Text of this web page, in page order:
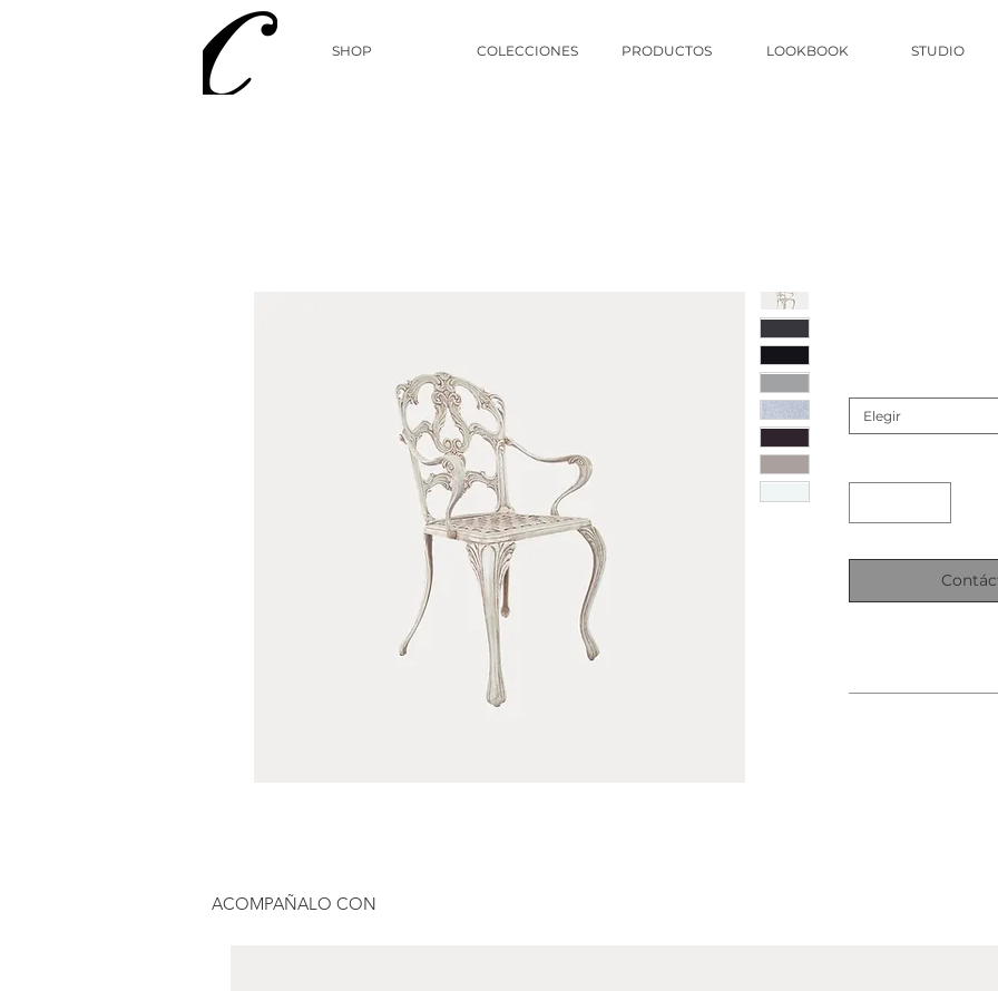
SHOP COLECCIONES PRODUCTOS LOOKBOOK STUDIO
Elegir
ACOMPAÑALO CON